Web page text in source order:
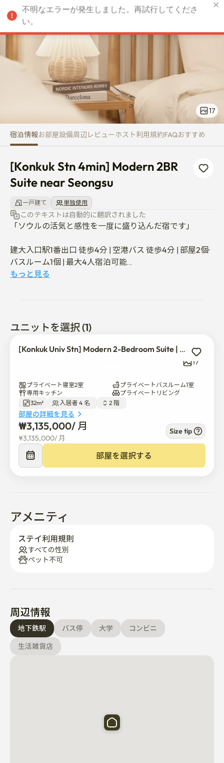
[Konkuk Stn 4min] Modern
JPY
17
宿泊情報お部屋設備周辺 レビューホスト利用規約FAQおすすめ
[Konkuk Stn 4min] Modern 2BR
Suite near Seongsu
一戸建て 単独使用
このテキストは自動的に翻訳されました
「ソウルの活気と感性を一度に盛り込んだ宿です」
建大入口駅1番出口 徒歩4分 | 空港バス 徒歩4分 | 部屋2個·
バスルーム1個 | 最大4人宿泊可能
一人だけの旅行にも、家族や友達との大切な時間にも完
璧に似合う家です。
当宿は建大入口駅1番出口から徒歩4分、空港バス4分の
宿の門を出るとすぐに建大グルメ通り、コモングラウン
ド、聖水·トゥクソムホットプレイスが広がっており、昼
間はトレンディなカフェやショッピングを、夜は活気に
満ちた雰囲気をそのままお楽しみいただけます。
🛏客室構成
部屋1:ダブルベッド1 + シングルベッド1
ンスペース
全室個別エアコン設置
最大4人宿泊可能
宿泊施設は2階で、エレベーターなしです
宿全体を単独使用(キッチン、リビング、バスルーム、寝
室すべて)
🛠 便益施設&追加サービス
冬季 温もりあふれる暖房システム完備
もっと見る
ユニットを選択 (1)
[Konkuk Univ Stn] Modern 2-Bedroom Suite | 4-min Walk
17
プライベート寝室2室
プライベートバスルーム1室
専用キッチン
プライベートリビング
32m²
入居者 4 名 2 階
部屋の詳細を見る
₩3,135,000/ 月
¥3,135,000/ 月
Size tip
部屋を選択する
アメニティ
ステイ利用規則
すべての性別
ペット不可
周辺情報
地下鉄駅 バス停 大学
コンビニ
生活雑貨店
不明なエラーが発生しました。再試行してくださ
い。